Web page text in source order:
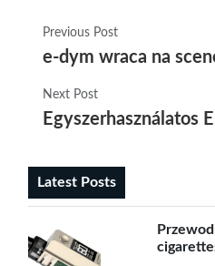
Previous Post
e-dym wraca na
Next Post
Egyszerhasználatos
Latest Posts